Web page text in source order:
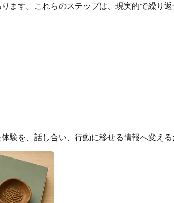
ます。これらのステップは、現実的で繰り
験を、話し合い、行動に移せる情報へ変える